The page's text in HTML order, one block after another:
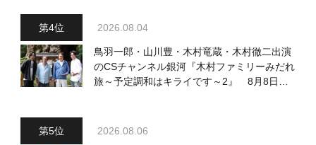
2026.08.04
鳥羽一郎・山川豊・木村竜蔵・木村徹二出演
のCSチャンネル銀河『木村ファミリーみだれ
旅～予定調和はキライです～2』 8月8日
2026.08.06